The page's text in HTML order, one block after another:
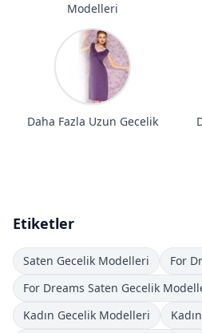
Modelleri
Daha Fazla Uzun Gecelik
Etiketler
Saten Gecelik Modelleri
For
For Dreams Saten Gecelik
Kadın Gecelik Modelleri
Kadın